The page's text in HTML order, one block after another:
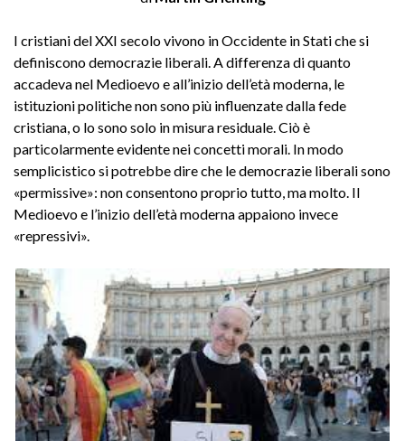
I cristiani del XXI secolo vivono in Occidente in Stati che si
definiscono democrazie liberali. A differenza di quanto
accadeva nel Medioevo e all’inizio dell’età moderna, le
istituzioni politiche non sono più influenzate dalla fede
cristiana, o lo sono solo in misura residuale. Ciò è
particolarmente evidente nei concetti morali. In modo
semplicistico si potrebbe dire che le democrazie liberali sono
«permissive»: non consentono proprio tutto, ma molto. Il
Medioevo e l’inizio dell’età moderna appaiono invece
«repressivi».